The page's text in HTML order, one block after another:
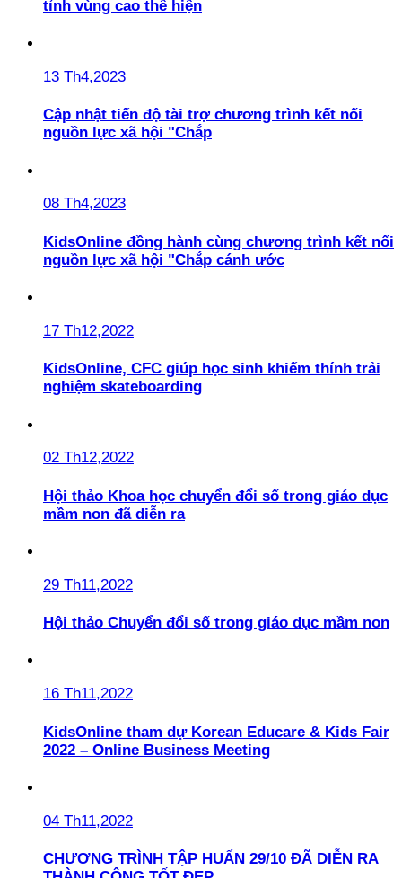
tỉnh vùng cao thể hiện
13 Th4,2023
Cập nhật tiến độ tài trợ chương trình kết nối
nguồn lực xã hội "Chắp
08 Th4,2023
KidsOnline đồng hành cùng chương trình kết nối
nguồn lực xã hội "Chắp cánh ước
17 Th12,2022
KidsOnline, CFC giúp học sinh khiếm thính trải
nghiệm skateboarding
02 Th12,2022
Hội thảo Khoa học chuyển đổi số trong giáo dục
mầm non đã diễn ra
29 Th11,2022
Hội thảo Chuyển đổi số trong giáo dục mầm non
16 Th11,2022
KidsOnline tham dự Korean Educare & Kids Fair
2022 – Online Business Meeting
04 Th11,2022
CHƯƠNG TRÌNH TẬP HUẤN 29/10 ĐÃ DIỄN RA